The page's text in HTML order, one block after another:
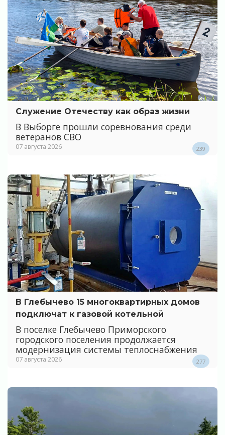
Служение Отечеству как образ жизни
В Выборге прошли соревнования среди
ветеранов СВО
07 августа 2026 239
В Глебычево 15 многоквартирных домов
подключат к газовой котельной
В поселке Глебычево Приморского
городского поселения продолжается
модернизация системы теплоснабжения
07 августа 2026 277